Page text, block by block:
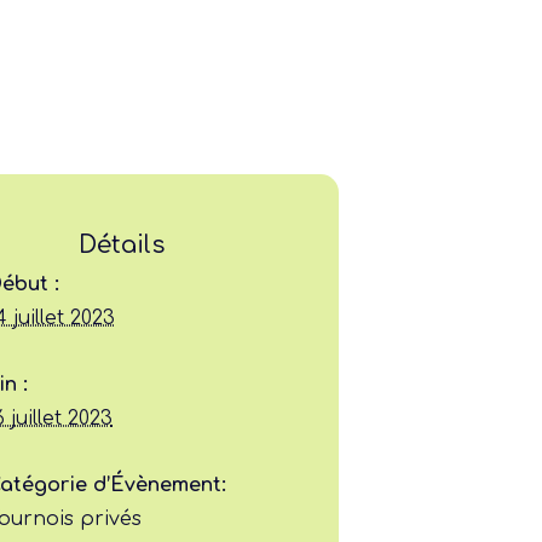
Former
Détails
:
juillet 2023
:
juillet 2023
d’Évènement:
privés